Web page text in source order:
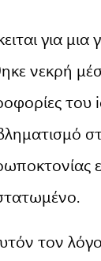
για
νεκρή
του
τον